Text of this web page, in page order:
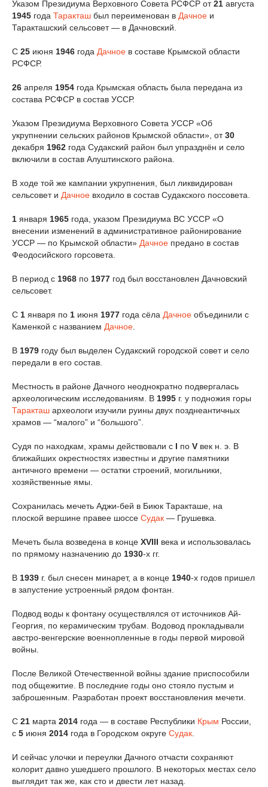
Указом Президиума Верховного Совета РСФСР от21 августа
1945 года Таракташ был переименован в Дачное и
Таракташский сельсовет — в Дачновский.
С 25 июня 1946 года Дачное в составе Крымской области
РСФСР.
26 апреля 1954 года Крымская область была передана из
состава РСФСР в состав УССР.
Указом Президиума Верховного Совета УССР «Об
укрупнении сельских районов Крымской области», от30
декабря 1962 года Судакский район был упразднён и село
включили в состав Алуштинского района.
В ходе той же кампании укрупнения, был ликвидирован
сельсовет и Дачное входило в состав Судакского поссовета.
1 января 1965 года, указом Президиума ВС УССР «О
внесении изменений в административное районирование
УССР — по Крымской области» Дачное предано в состав
Феодосийского горсовета.
В период с 1968 по 1977 год был восстановлен Дачновский
сельсовет.
С 1 января по 1 июня 1977 года сёла Дачное объединили с
Каменкой с названием Дачное
В 1979 году был выделен Судакский городской совет и село
передали в его состав.
Местность в районе Дачного неоднократно подвергалась
археологическим исследованиям. В 1995 г. у подножия горы
Таракташ археологи изучили руины двух позднеантичных
храмов — “малого” и “большого”.
Судя по находкам, храмы действовали с I по V век н. э. В
ближайших окрестностях известны и другие памятники
античного времени — остатки строений, могильники,
хозяйственные ямы.
Сохранилась мечеть Аджи-бей в Биюк Таракташе, на
плоской вершине правее шоссе Судак — Грушевка.
Мечеть была возведена в конце XVIII века и использовалась
по прямому назначению до 1930-х гг.
В 1939 г. был снесен минарет, а в конце 1940-х годов пришел
в запустение устроенный рядом фонтан.
Подвод воды к фонтану осуществлялся от источников Ай-
Георгия, по керамическим трубам. Водовод прокладывали
австро-венгерские военнопленные в годы первой мировой
войны.
После Великой Отечественной войны здание приспособили
под общежитие. В последние годы оно стояло пустым и
заброшенным. Разработан проект восстановления мечети.
С 21 марта 2014 года — в составе Республики Крым России,
с 5 июня 2014 года в Городском округе Судак
И сейчас улочки и переулки Дачного отчасти сохраняют
колорит давно ушедшего прошлого. В некоторых местах село
выглядит так же, как сто и двести лет назад.